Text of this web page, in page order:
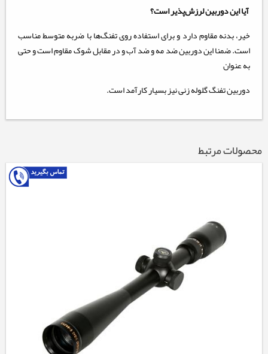
آیا این دوربین لرزش‌پذیر است؟
خیر، بدنه مقاوم دارد و برای استفاده روی تفنگ‌ها با ضربه متوسط مناسب
است. ضمنا این دوربین ضد مه و ضد آب و در مقابل شوک مقاوم است و حتی
به عنوان
دوربین تفنگ گلوله زنی نیز بسیار کارآمد است.
محصولات مرتبط